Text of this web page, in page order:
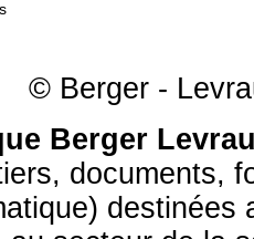
© Berger -
Berger
documents,
destinées